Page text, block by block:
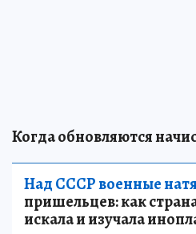
Когда обновляются
Над СССР военные
пришельцев: как
искала и изучала